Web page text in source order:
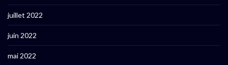
juillet 2022
juin 2022
mai 2022